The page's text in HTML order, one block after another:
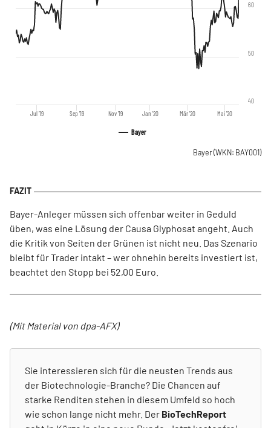
Bayer
Jul '19 Sep '19 Nov '19 Jan '20 Mär '20 Mai '20
40
50
60
Bayer(WKN: BAY001)
Bayer-Anleger müssen sich offenbar weiter in Geduld
üben, was eine Lösung der Causa Glyphosat angeht. Auch
die Kritik von Seiten der Grünen ist nicht neu. Das Szenario
bleibt für Trader intakt – wer ohnehin bereits investiert ist,
beachtet den Stopp bei 52,00 Euro.
(Mit Material von dpa-AFX)
Sie interessieren sich für die neusten Trends aus
der Biotechnologie-Branche? Die Chancen auf
starke Renditen stehen in diesem Umfeld so hoch
wie schon lange nicht mehr. Der BioTechReport